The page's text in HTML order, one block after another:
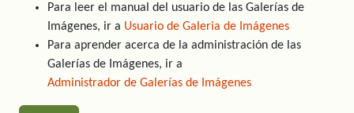
Para leer el manual del usuario de las Galerías de
Imágenes, ir a Usuario de Galeria de Imágenes
Para aprender acerca de la administración de las
Galerías de Imágenes, ir a
Administrador de Galerías de Imágenes